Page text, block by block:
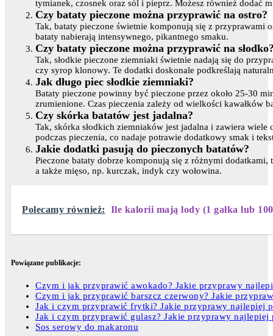
tymianek, czosnek oraz sól i pieprz. Możesz również dodać
Czy bataty pieczone można przyprawić na ostro?
Tak, bataty pieczone świetnie komponują się z
bataty nabierają intensywnego, pikantnego smaku.
Czy bataty pieczone można przyprawić na
Tak, słodkie pieczone ziemniaki świetnie nadają się do
czy syrop klonowy. Te dodatki doskonale podkreślają
Jak długo piec słodkie ziemniaki?
Bataty pieczone powinny być pieczone przez około 25-30
zrumienione. Czas pieczenia zależy od wielkości kawałków
Czy skórka batatów jest jadalna?
Tak, skórka słodkich ziemniaków jest jadalna i zawiera
podczas pieczenia, co nadaje potrawie dodatkowy smak i
Jakie dodatki pasują do pieczonych batatów?
Pieczone bataty dobrze komponują się z różnymi
a także mięso, np. kurczak, indyk czy wołowina.
Polecamy również: Ile kalorii mają lody (1 gałka lub
Powiązane publikacje:
Czym i jak przyprawić awokado? Jakie przyprawy
Czym i jak przyprawić barszcz czerwony? Jakie
Jak i czym przyprawić frytki? Jakie przyprawy najlepiej
Jak i czym przyprawić gulasz? Jakie przyprawy najlepiej
Sos serowy do makaronu